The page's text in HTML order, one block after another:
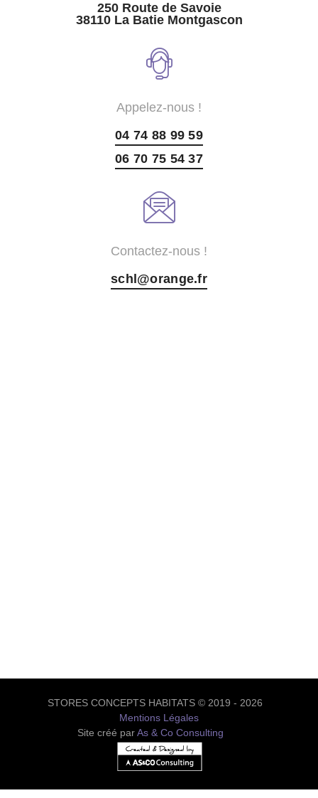
250 Route de Savoie
38110 La Batie Montgascon
Appelez-nous !
04 74 88 99 59
06 70 75 54 37
Contactez-nous !
schl@orange.fr
STORES CONCEPTS HABITATS © 2019 - 2026
Mentions Légales
Site créé parAs & Co Consulting